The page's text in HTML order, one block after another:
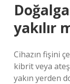
yakılır
Cihazın fişini
kibrit veya
yakın yerden